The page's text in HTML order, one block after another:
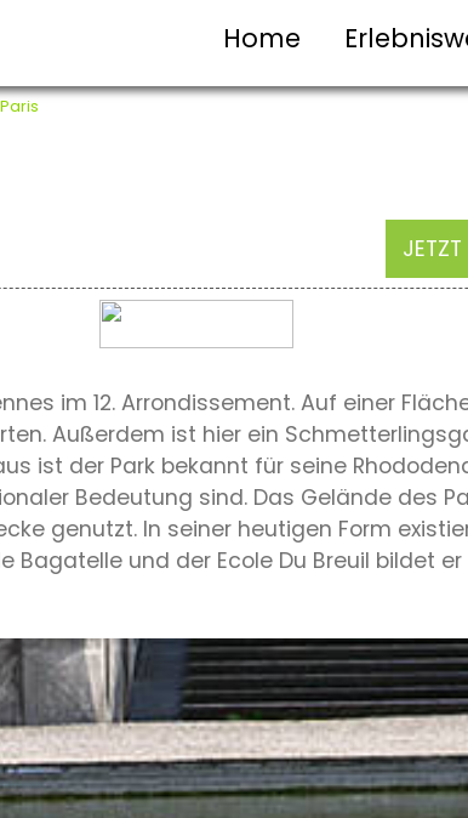
Home
JETZT
im 12. Arrondissement. Auf einer
Außerdem ist hier ein
ist der Park bekannt für seine
Bedeutung sind. Das Gelände des
genutzt. In seiner heutigen Form
Bagatelle und der Ecole Du Breuil bildet